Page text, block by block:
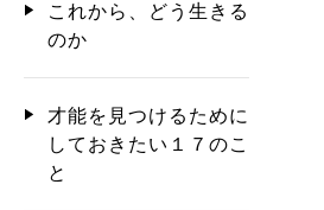
これから、どう生きる
のか
才能を見つけるために
しておきたい１７のこ
と